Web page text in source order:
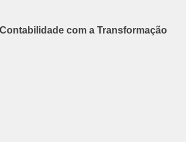
com a Transformação